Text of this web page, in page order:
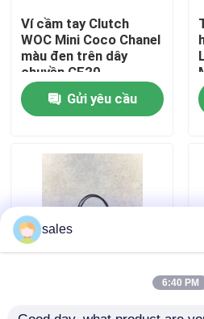
Tham quan nhà máy
Kiểm soát chất lượng
Liên hệ chúng tôi
Tin tức
Blog
Ví cầm tay Clutch
WOC Mini Coco Chanel
màu đen trên dây
chuyền CF20
Gửi yêu cầu
sales
6:40 PM